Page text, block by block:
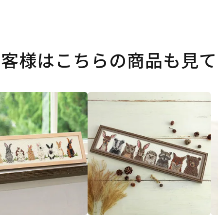
様はこちらの商品も見